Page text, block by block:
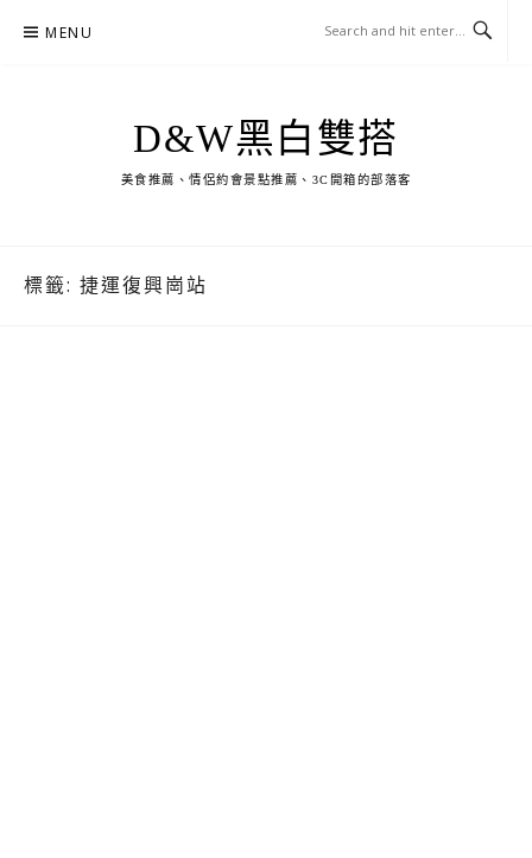
MENU
D&W黑白雙搭
美食推薦、情侶約會景點推薦、3C開箱的部落客
標籤: 捷運復興崗站